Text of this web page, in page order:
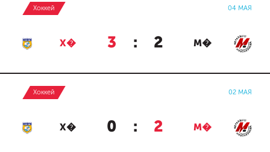
Хоккей 04 МАЯ
Х� 3 : 2 М�
Хоккей 02 МАЯ
Х� 0 : 2 М�